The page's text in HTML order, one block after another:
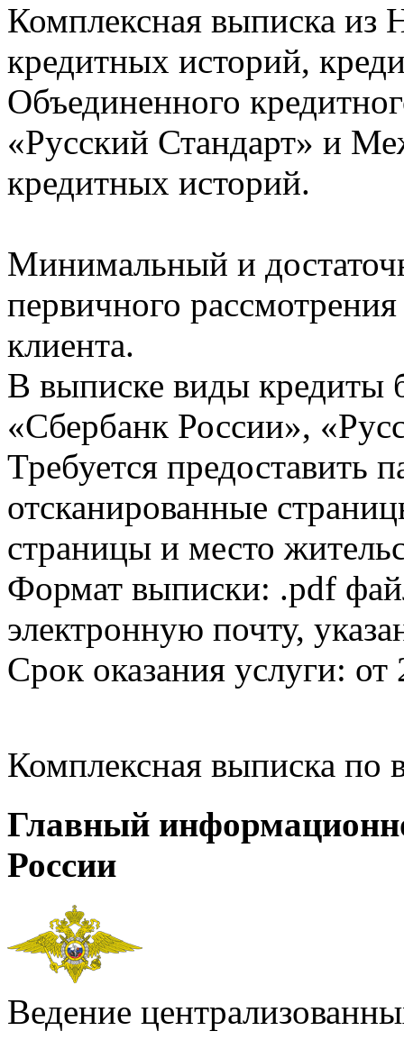
Комплексная выписка из
кредитных историй,
Объединенного
«Русский Стандарт» и
кредитных историй.
Минимальный и
первичного
клиента.
В выписке виды кредиты
«Сбербанк России»,
Требуется предоставить
отсканированные
страницы и место
Формат выписки: .pdf
электронную почту,
Срок оказания услуги: от
Комплексная выписка
Главный
России
Ведение